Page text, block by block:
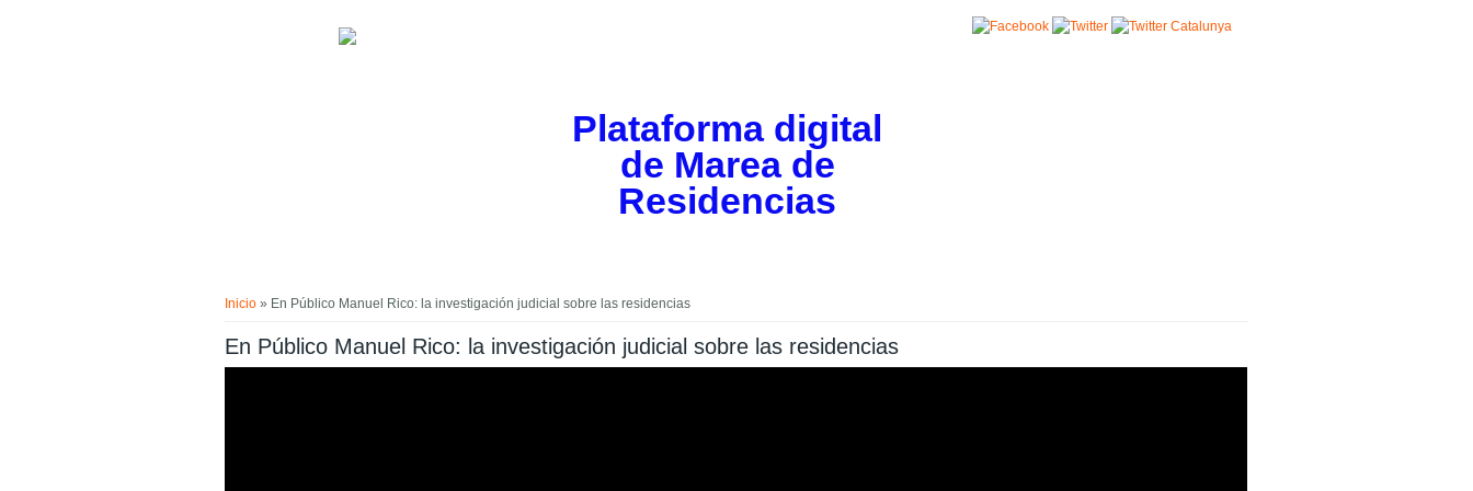
Plataforma digital
de Marea de
Residencias
Inicio » En Público Manuel Rico: la investigación judicial sobre las residencias
En Público Manuel Rico: la investigación judicial sobre las residencias